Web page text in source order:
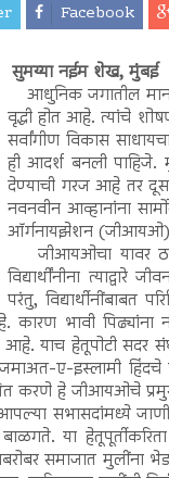
Facebook
सुमय्या नईम शेख, मुंबई
आधुनिक जगातील
वृद्धी होत आहे. त्यांचे
सर्वांगीण विकास
ही आदर्श बनली
देण्याची गरज आहे तर
नवनवीन आव्हानांना
ऑर्गनायझेशन
जीआयओचा यावर
विद्यार्थींनीना
परंतु, विद्यार्थीनींबाबत
कारण भावी
याच हेतूपोटी सदर
ए-इस्लामी हिंदचे
करणे हे जीआयओचे
सभासदांमध्ये
या
समाजात मुलींना